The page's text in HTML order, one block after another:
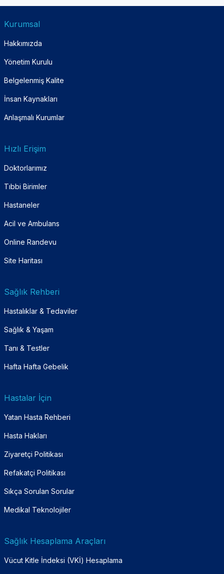
Kurumsal
Hakkımızda
Yönetim Kurulu
Belgelenmiş Kalite
İnsan Kaynakları
Anlaşmalı Kurumlar
Hızlı Erişim
Doktorlarımız
Tıbbi Birimler
Hastaneler
Acil ve Ambulans
Online Randevu
Site Haritası
Sağlık Rehberi
Hastalıklar & Tedaviler
Sağlık & Yaşam
Tanı & Testler
Hafta Hafta Gebelik
Hastalar İçin
Yatan Hasta Rehberi
Hasta Hakları
Ziyaretçi Politikası
Refakatçi Politikası
Sıkça Sorulan Sorular
Medikal Teknolojiler
Sağlık Hesaplama Araçları
Vücut Kitle İndeksi (VKİ) Hesaplama